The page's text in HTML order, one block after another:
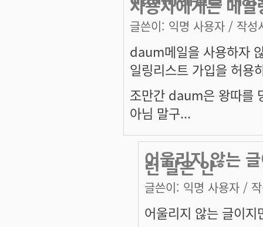
사용자에게는 메일
글쓴이: 익명 사용자 / 작성
daum메일을 사용하자
일링리스트 가입을 허용
조만간 daum은 왕따를
아님 말구...
어울리지 않는
런 말은 안
글쓴이: 익명 사용자 /
어울리지 않는 글이지